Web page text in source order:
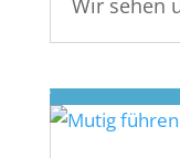
Wir sehen